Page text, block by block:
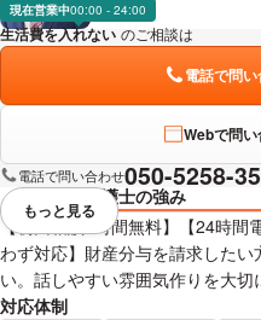
現在営業中00:00 - 24:00
生活費を入れない のご相談は
電話で問
Webで問
電話で問い合わせ050-5258-
弁護士の強み
【初回相談1時間無料】【24時間
わず対応】財産分与を請求した
い。話しやすい雰囲気作りを大切
対応体制
視覚的に省略されている要素を
もっと見る